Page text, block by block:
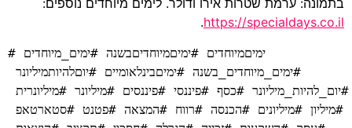
https://specialdays.co.il
.
#ימיםמיוחדים #ימיםמיוחדיםבשנה #ימים_מיוחדים